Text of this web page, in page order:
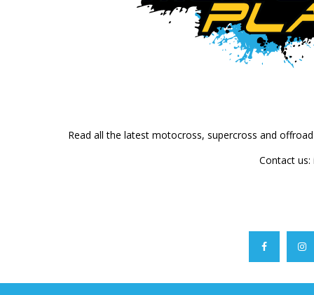
Read all the latest motocross, supercross and
Contact us: